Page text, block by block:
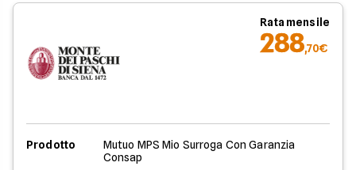
Rata mensile
288,70€
Prodotto
Mutuo MPS Mio Surroga Con Garanzia
Consap